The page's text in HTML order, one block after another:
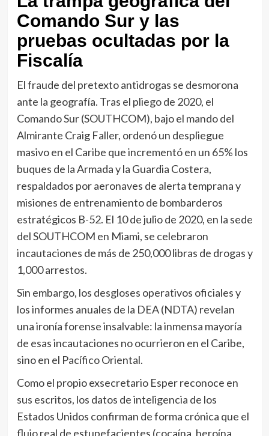
Comando Sur y las
pruebas ocultadas por la
Fiscalía
El fraude del pretexto antidrogas se desmorona
ante la geografía. Tras el pliego de 2020, el
Comando Sur (SOUTHCOM), bajo el mando del
Almirante Craig Faller, ordenó un despliegue
masivo en el Caribe que incrementó en un 65% los
buques de la Armada y la Guardia Costera,
respaldados por aeronaves de alerta temprana y
misiones de entrenamiento de bombarderos
estratégicos B-52. El 10 de julio de 2020, en la sede
del SOUTHCOM en Miami, se celebraron
incautaciones de más de 250,000 libras de drogas y
1,000 arrestos.
Sin embargo, los desgloses operativos oficiales y
los informes anuales de la DEA (NDTA) revelan
una ironía forense insalvable: la inmensa mayoría
de esas incautaciones no ocurrieron en el Caribe,
sino en el Pacífico Oriental.
Como el propio exsecretario Esper reconoce en
sus escritos, los datos de inteligencia de los
Estados Unidos confirman de forma crónica que el
flujo real de estupefacientes (cocaína, heroína,